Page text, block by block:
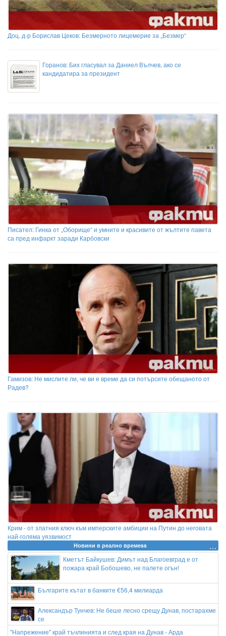
Доц. д-р Борислав Цеков: Безмерното лицемерие за „Безмер“
Горанов: Бих гласувал за Даниел Вълчев, ако се
кандидатира за президент
Писател: Гинка от „Оборище“ и умните и красивите от жълтите павета
са пред инфаркт заради Карбовски
Гамизов: Не мислите ли, че ви е време да си потърсите обещаното от
Радев?
Крим - от златния ключ към имперските амбиции на Путин до неговата
най-голяма уязвимост
Новини в реално времеss
Кметът Байкушев: Димът над Благоевград е от
пожара край Бобошево, не палете огън!
Българите кътат в банките €56,4 милиарда
Александър Тунчев: Не беше лесно срещу Дунав, постарахме
се
"Напрежение" край тъчлинията и след края на Дунав - Арда